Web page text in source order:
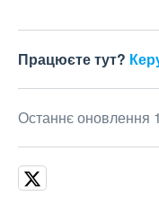
Працюєте тут?
Останнє оновлення